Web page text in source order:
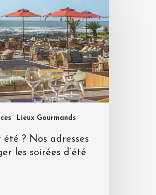
Lieux Gourmands
? Nos adresses
les soirées d’été